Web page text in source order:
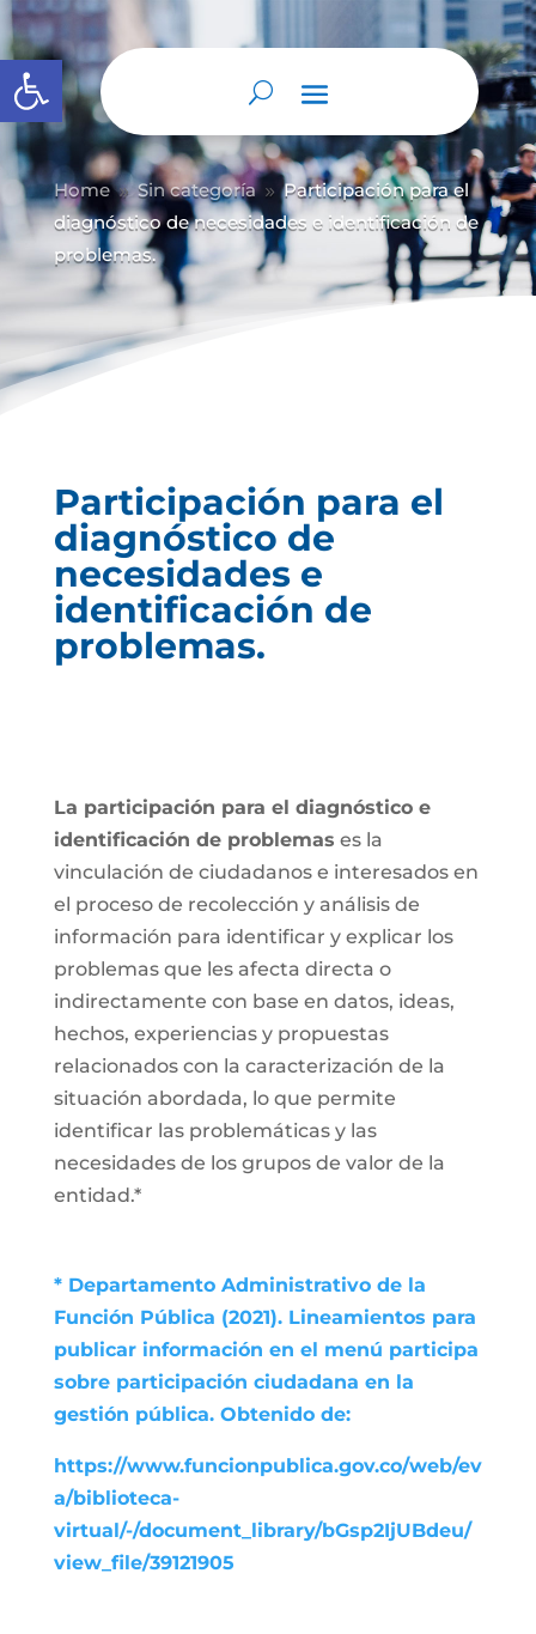
Abrir barra de herramientas
Home 9 Sin categoría 9 Participación para el
diagnóstico de necesidades e identificación de
problemas.
Participación para el
diagnóstico de
necesidades e
identificación de
problemas.
La participación para el diagnóstico e
identificación de problemas es la
vinculación de ciudadanos e interesados en
el proceso de recolección y análisis de
información para identificar y explicar los
problemas que les afecta directa o
indirectamente con base en datos, ideas,
hechos, experiencias y propuestas
relacionados con la caracterización de la
situación abordada, lo que permite
identificar las problemáticas y las
necesidades de los grupos de valor de la
entidad.*
* Departamento Administrativo de la
Función Pública (2021). Lineamientos para
publicar información en el menú participa
sobre participación ciudadana en la
gestión pública. Obtenido de:
https://www.funcionpublica.gov.co/web/ev
a/biblioteca-
virtual/-/document_library/bGsp2IjUBdeu/
view_file/39121905